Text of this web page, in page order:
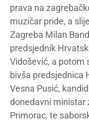
prava na
muzičar pride, a
Zagreba Milan
predsjednik
Vidošević, a potom
bivša predsjednica
Vesna Pusić,
donedavni ministar
Primorac, te